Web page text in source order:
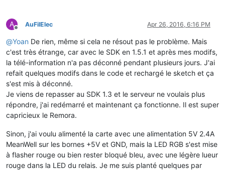
A
Offline
AuFilElec Apr 26, 2016, 6:16 PM
@Yoan De rien, même si cela ne résout pas le problème. Mais
c'est très étrange, car avec le SDK en 1.5.1 et après mes modifs,
la télé-information n'a pas déconné pendant plusieurs jours. J'ai
refait quelques modifs dans le code et rechargé le sketch et ça
s'est mis à déconné.
Je viens de repasser au SDK 1.3 et le serveur ne voulais plus
répondre, j'ai redémarré et maintenant ça fonctionne. Il est super
capricieux le Remora.
Sinon, j'ai voulu alimenté la carte avec une alimentation 5V 2.4A
MeanWell sur les bornes +5V et GND, mais la LED RGB s'est mise
à flasher rouge ou bien rester bloqué bleu, avec une légère lueur
rouge dans la LED du relais. Je me suis planté quelques par